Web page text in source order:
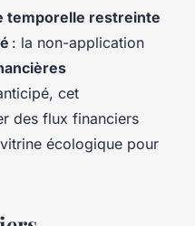
temporelle restreinte
: la non-application
cet
des flux financiers
écologique pour